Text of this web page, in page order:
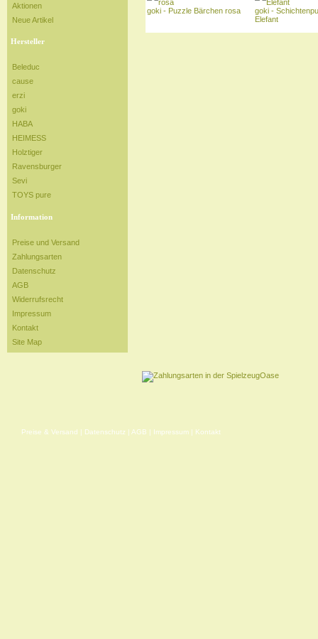
Aktionen
Neue Artikel
Hersteller
Beleduc
cause
erzi
goki
HABA
HEIMESS
Holztiger
Ravensburger
Sevi
TOYS pure
Information
Preise und Versand
Zahlungsarten
Datenschutz
AGB
Widerrufsrecht
Impressum
Kontakt
Site Map
goki - Puzzle Bärchen rosa
goki -
Elefant
Preise & Versand | Datenschutz | AGB | Impressum | Kontakt